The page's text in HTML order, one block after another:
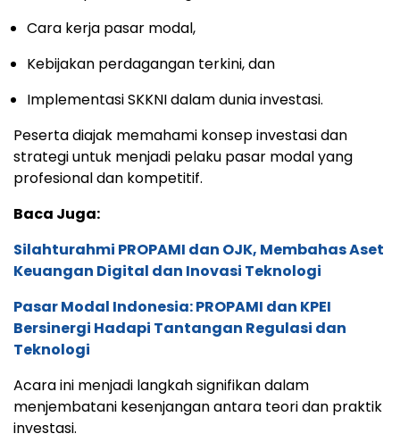
Cara kerja pasar modal,
Kebijakan perdagangan terkini, dan
Implementasi SKKNI dalam dunia investasi.
Peserta diajak memahami konsep investasi dan
strategi untuk menjadi pelaku pasar modal yang
profesional dan kompetitif.
Baca Juga:
Silahturahmi PROPAMI dan OJK, Membahas Aset
Keuangan Digital dan Inovasi Teknologi
Pasar Modal Indonesia: PROPAMI dan KPEI
Bersinergi Hadapi Tantangan Regulasi dan
Teknologi
Acara ini menjadi langkah signifikan dalam
menjembatani kesenjangan antara teori dan praktik
investasi.